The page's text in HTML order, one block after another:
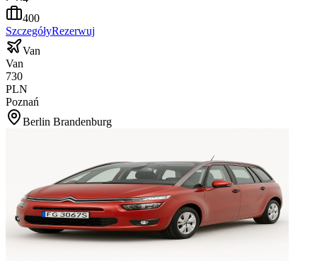
400
SzczegółyRezerwuj
Van
Van
730
PLN
Poznań
Berlin Brandenburg